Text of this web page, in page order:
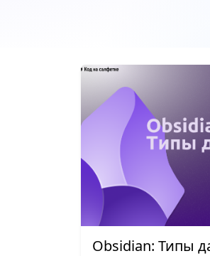
Obsidian: Типы